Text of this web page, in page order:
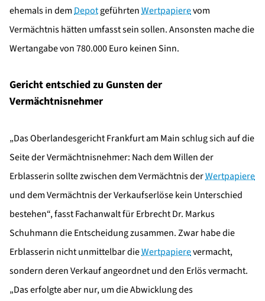
ehemals in demDepotgeführtenWertpapierevom
Vermächtnis hätten umfasst sein sollen. Ansonsten mache die
Wertangabe von 780.000 Euro keinen Sinn.
Gericht entschied zu Gunsten der
Vermächtnisnehmer
„Das Oberlandesgericht Frankfurt am Main schlug sich auf die
Seite der Vermächtnisnehmer: Nach dem Willen der
Erblasserin sollte zwischen dem Vermächtnis derWertpapiere
und dem Vermächtnis der Verkaufserlöse kein Unterschied
bestehen“, fasst Fachanwalt für Erbrecht Dr. Markus
Schuhmann die Entscheidung zusammen. Zwar habe die
Erblasserin nicht unmittelbar dieWertpapierevermacht,
sondern deren Verkauf angeordnet und den Erlös vermacht.
„Das erfolgte aber nur, um die Abwicklung des